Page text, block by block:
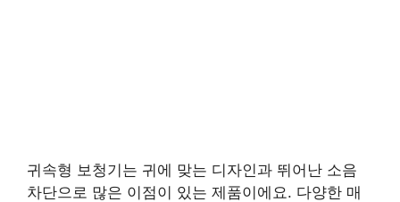
귀속형 보청기는 귀에 맞는 디자인과 뛰어난 소음
차단으로 많은 이점이 있는 제품이에요. 다양한 매